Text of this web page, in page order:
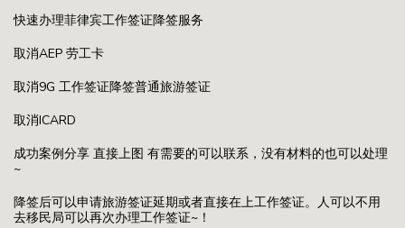
快速办理菲律宾工作签证降签服务
取消AEP 劳工卡
取消9G 工作签证降签普通旅游签证
取消ICARD
成功案例分享 直接上图 有需要的可以联系，没有材料的也可以处理
~
降签后可以申请旅游签证延期或者直接在上工作签证。人可以不用
去移民局可以再次办理工作签证~！